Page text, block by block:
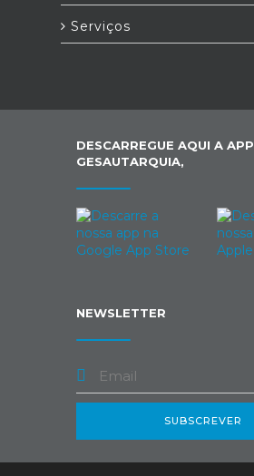
Serviços
DESCARREGUE AQUI A APP
GESAUTARQUIA,
NEWSLETTER
SUBSCREVER